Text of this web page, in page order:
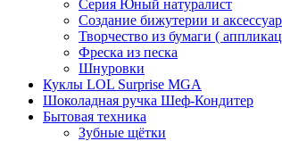
Серия Юный натуралист
Создание бижутерии и
Творчество из бумаги (
Фреска из песка
Шнуровки
Куклы LOL Surprise MGA
Шоколадная ручка Шеф-Кондитер
Бытовая техника
Зубные щётки